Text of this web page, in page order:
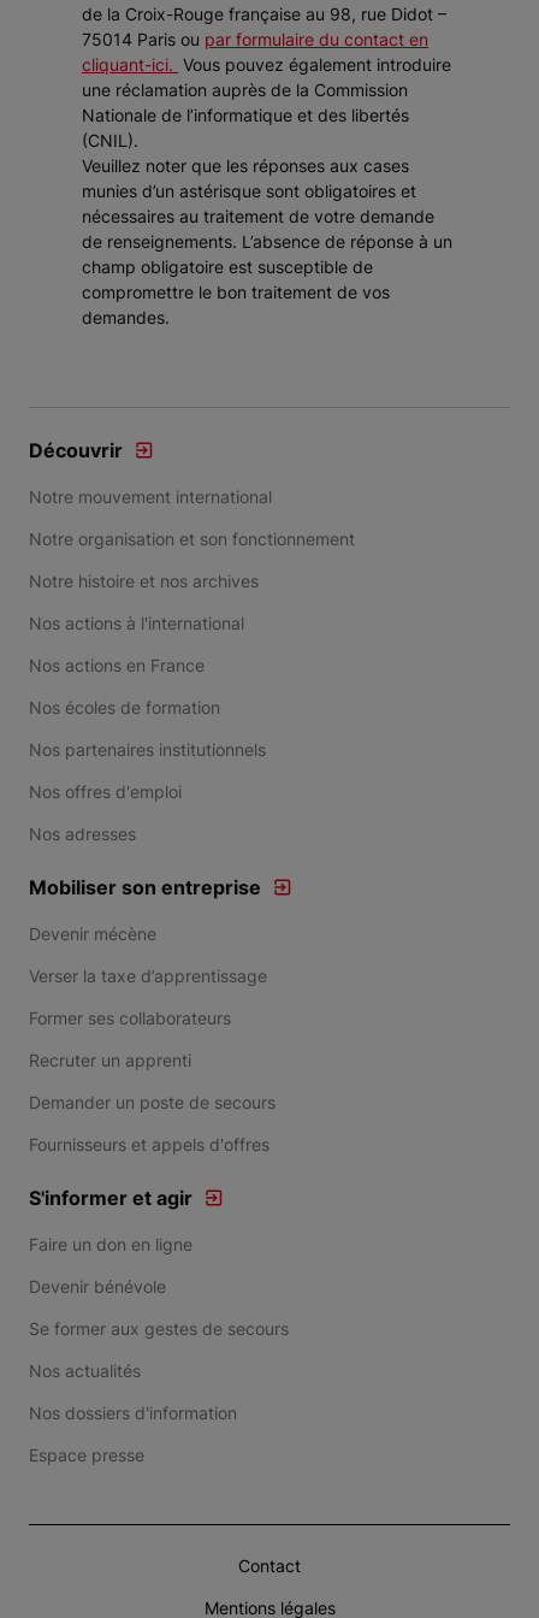
de la Croix-Rouge française au 98, rue Didot –
75014 Paris ou par formulaire du contact en
cliquant-ici. Vous pouvez également introduire
une réclamation auprès de la Commission
Nationale de l’informatique et des libertés
(CNIL).
Veuillez noter que les réponses aux cases
munies d’un astérisque sont obligatoires et
nécessaires au traitement de votre demande
de renseignements. L’absence de réponse à un
champ obligatoire est susceptible de
compromettre le bon traitement de vos
demandes.
Découvrir
Notre mouvement international
Notre organisation et son fonctionnement
Notre histoire et nos archives
Nos actions à l'international
Nos actions en France
Nos écoles de formation
Nos partenaires institutionnels
Nos offres d'emploi
Nos adresses
Mobiliser son entreprise
Devenir mécène
Verser la taxe d’apprentissage
Former ses collaborateurs
Recruter un apprenti
Demander un poste de secours
Fournisseurs et appels d'offres
S'informer et agir
Faire un don en ligne
Devenir bénévole
Se former aux gestes de secours
Nos actualités
Nos dossiers d'information
Espace presse
Contact
Mentions légales